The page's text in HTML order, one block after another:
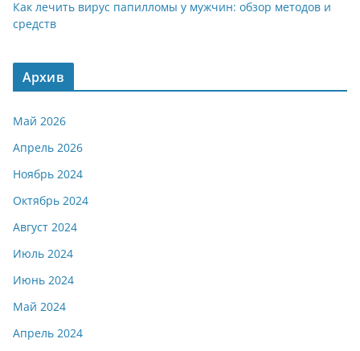
Как лечить вирус папилломы у мужчин: обзор методов и
средств
Архив
Май 2026
Апрель 2026
Ноябрь 2024
Октябрь 2024
Август 2024
Июль 2024
Июнь 2024
Май 2024
Апрель 2024